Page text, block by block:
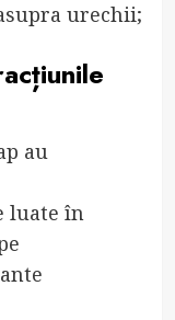
urechii;
au
luate în